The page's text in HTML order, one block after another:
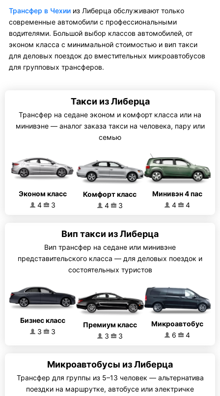
Трансфер в Чехии из Либерца обслуживают только
современные автомобили с профессиональными
водителями. Большой выбор классов автомобилей, от
эконом класса с минимальной стоимостью и вип такси
для деловых поездок до вместительных микроавтобусов
для групповых трансферов.
Такси из Либерца
Трансфер на седане эконом и комфорт класса или на
минивэне — аналог заказа такси на человека, пару или
семью
Эконом класс
4
3
Комфорт класс
4
3
Минивэн 4 пас
4
4
Вип такси из Либерца
Вип трансфер на седане или минивэне
представительского класса — для деловых поездок и
состоятельных туристов
Бизнес класс
3
3
Премиум класс
3
3
Микроавтобус
6
4
Микроавтобусы из Либерца
Трансфер для группы из 5–13 человек — альтернатива
поездки на маршрутке, автобусе или электричке